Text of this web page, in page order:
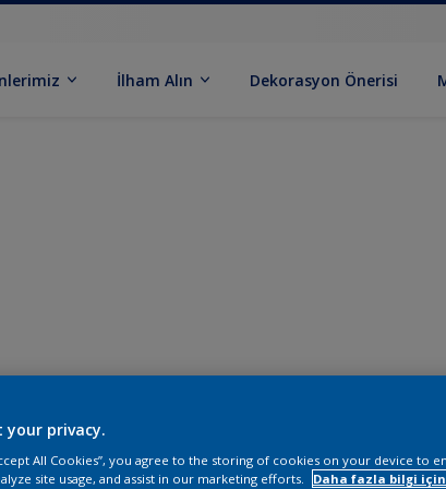
İlham Alın Dekorasyon Önerisi
your privacy.
All Cookies”, you agree to the storing of cookies on your device to
site usage, and assist in our marketing efforts.
Daha fazla bilgi